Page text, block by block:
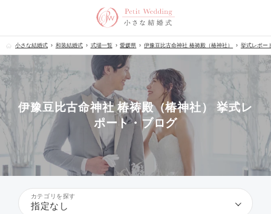
小さな結婚式 和装結婚式 式場一覧 愛媛県 伊豫豆比古命神社 椿祷殿（椿神社） 挙式レポー
伊豫豆比古命神社 椿祷殿（椿神社） 挙式レ
ポート・ブログ
カテゴリを探す
指定なし